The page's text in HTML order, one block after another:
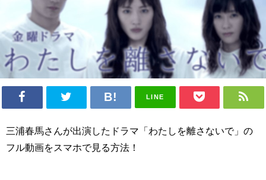
LINE
三浦春馬さんが出演したドラマ「わたしを離さないで」の
フル動画をスマホで見る方法！